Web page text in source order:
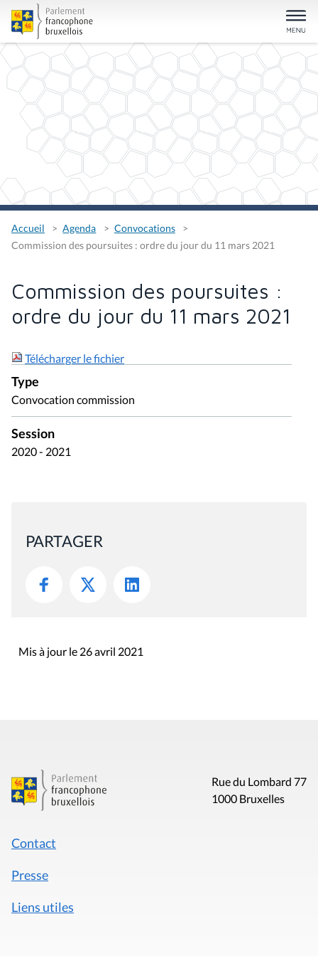
Accueil Agenda
Convocations
Commission des poursuites : ordre du jour du 11 mars 2021
Commission des poursuites :
ordre du jour du 11 mars 2021
Télécharger le fichier
Type
Convocation commission
Session
2020 - 2021
PARTAGER
Mis à jour le 26 avril 2021
Rue du Lombard 77
1000 Bruxelles
Contact
Presse
Liens utiles